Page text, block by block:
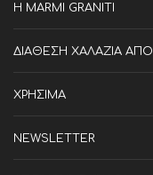
Η MARMI GRANITI
ΔΙΑΘΕΣΗ ΧΑΛΑΖΙΑ ΑΠΟ
ΧΡΗΣΙΜΑ
NEWSLETTER